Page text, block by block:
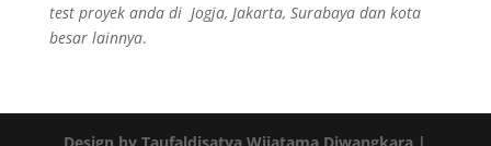
test proyek anda di Jogja, Jakarta, Surabaya dan kota
besar lainnya.